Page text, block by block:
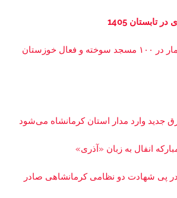
تابستان 1405
فیلم‌های جشنواره عمار در ۱۰۰ مسجد سوخته و فعال خوزستان
پی شهادت دو نظامی کرمانشاهی صادر